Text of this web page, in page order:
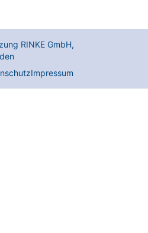
RINKE GmbH,
Impressum